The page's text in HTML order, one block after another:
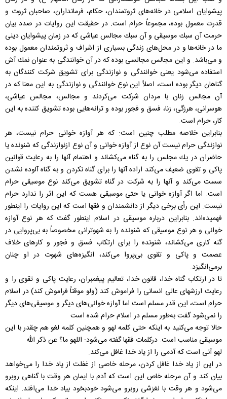
پيشوايان اسلامی در خانه‌های ثروتمندان، حكام، فرمانداران، صاحبان ثروت و
قدرت معمول بوده، مجموعاً حرام است. در حقيقت اين روايات در صدد بيان
حرمت آن سبك موسيقی و آن سبك مجالس عياشی كه در زمان پيشوايان دينی
ما در خانه‌ها و در محل‌های زندگی بسياری از اشراف و ثروتمندان معمول بوده
و می‌باشد. و اين مجالس مجالسی بوده كه در آن خوانندگی به عنوان نمك آش
استفاده می‌شود يعنی خوانندگی و نوازندگی برای تشويق شركت كنندگان به
گناهان ديگر بوده‌ است، اصلاً اين نوع خوانندگی و نوازندگی به اين معنا كه در
آن مجالس زنان با مردان شركت می‌كردند و مجالس‌، مجالس عياشی‌،
هوسرانی‌، هرزگی‌، زنا، فسق و فجور بوده و ترانه‌هايی بوده تشويق كننده به اين
كار، حرام است.
بنابراين خلاصه مطلب چنين است: كه هر آوازه خوانی حرام نيست، هر
نوازندگی حرام نيست آن نوع از آوازه خوانی و آن نوع ازنوازندگی كه شنونده يا
حاضران در يك مجلس را به گناه می‌كشاند و اهتمام آنها را به رعايت قوانين
پاكی و تقوی ضعيف می‌كند اراده آنها را برای گناه نكردن و به گناه آلوده نشدن
سست می‌كند و آنها را به شركت در گناه تشويق می‌كند نوع موسيقی حرام
است. اما اگر آوازه خوانی يا حتی موسيقی هست كه اين اثر را ندارد حرام
نيست. اين رأی برخی ديگر از دانشمندان و فقها است كه اين روايات را اينطور
فهميده‌اند. بنابراين درباره موسيقی در اسلام اينطور گفت كه هر نوع آوازه
خوانی و هر نوع موسيقی كه شنونده را به شهوترانی مخصوصاً به بی‌پروايی در
گنه كاری می‌كشاند، شنونده را برای ارتكاب فسق و فجور و كارهای خلاف
عصمت و پاكی و تقوی بی‌پروا می‌كند، انگيزه‌های شهوت در او چنان
برمی‌انگيزد.
تا در ارتكاب گناه خدا، قانون خدا، تعاليم پيغمبران، رعايت پاكی و تقوی را و
رعايت ارزشهای عالی انسانی را فراموش كند (ولو موقتاً فراموش كند) در اسلام
حرام است، اين قدر مسلم است اما آوازه خوانی‌های ديگر و موسيقی‌های ديگر
را نمی‌شود گفت به‌طور مسلم در اسلام حرام شده است
حالا توجه می‌كنيد به اينكه حتی كلمه لهو و همچنين كلمه لغو هم چقدر با اين
موسيقی مناسب است. دركلمات فقها گفته می‌شود: اللهو ما؟ عن ذكر الله
لهو آنی است كه آدمی را از ياد خدا غافل می‌كند.
در اين از ياد خدا غافل كردن، مرحله خاصی از غفلت از ياد خدا را می‌خواهد
بيان كند و آن مرحله خاص اين است كه آدم با ايمان هر وقت با گناهی روبرو
می‌شود و هر وقت با لغزشی روبرو می‌شود خودبخود بياد خدا می‌افتد. اينكه